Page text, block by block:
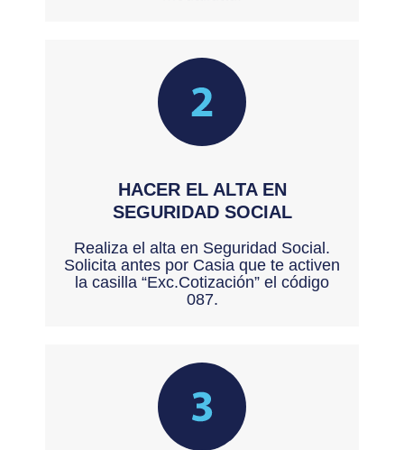
HACER EL ALTA EN
SEGURIDAD SOCIAL
Realiza el alta en Seguridad Social.
Solicita antes por Casia que te activen
la casilla “Exc.Cotización” el código
087.